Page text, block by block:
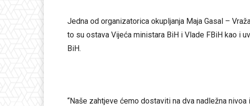
Jedna od organizatorica okupljanja Maja Gasal –
to su ostava Vijeća ministara BiH i Vlade FBiH kao i
BiH.
“Naše zahtjeve ćemo dostaviti na dva nadležna